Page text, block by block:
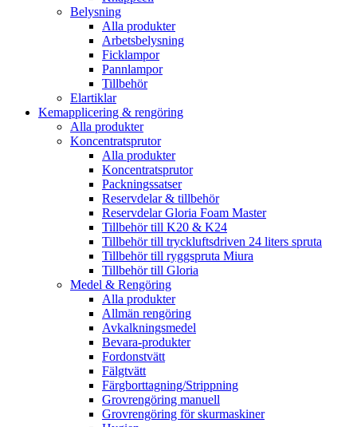
Belysning
Alla produkter
Arbetsbelysning
Ficklampor
Pannlampor
Tillbehör
Elartiklar
Kemapplicering & rengöring
Alla produkter
Koncentratsprutor
Alla produkter
Koncentratsprutor
Packningssatser
Reservdelar & tillbehör
Reservdelar Gloria Foam Master
Tillbehör till K20 & K24
Tillbehör till tryckluftsdriven 24 liters spruta
Tillbehör till ryggspruta Miura
Tillbehör till Gloria
Medel & Rengöring
Alla produkter
Allmän rengöring
Avkalkningsmedel
Bevara-produkter
Fordonstvätt
Fälgtvätt
Färgborttagning/Strippning
Grovrengöring manuell
Grovrengöring för skurmaskiner